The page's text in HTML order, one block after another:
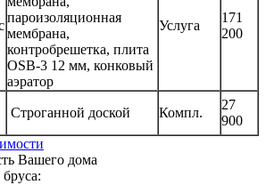
пароизоляционная
мембрана,
контробрешетка, плита
OSB-3 12 мм, конковый
аэратор
Услуга
171
200
Строганной доской Компл.
27
900
Вашего дома